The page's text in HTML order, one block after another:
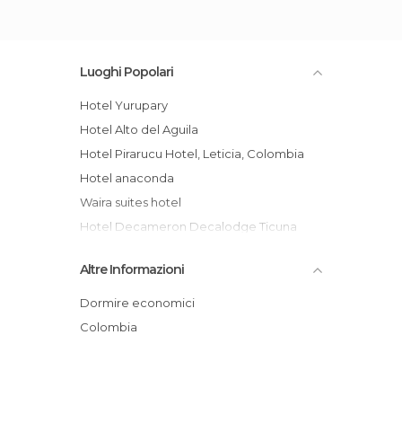
Luoghi Popolari
Hotel Yurupary
Hotel Alto del Aguila
Hotel Pirarucu Hotel, Leticia, Colombia
Hotel anaconda
Waira suites hotel
Hotel Decameron Decalodge Ticuna
Casa Del Kurupira - Selvaventura
Reserva Natural Tanimboca
Hotel Santa Helena
Altre Informazioni
Dormire economici
Colombia